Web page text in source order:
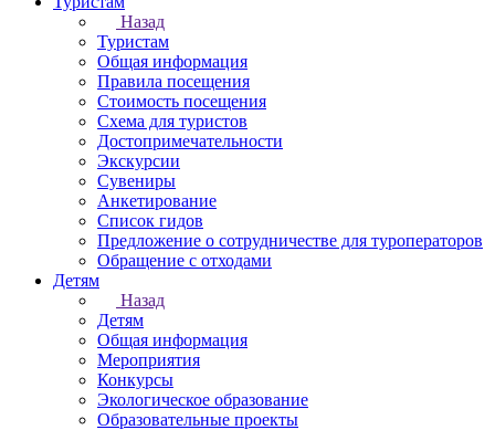
Назад
Туристам
Общая информация
Правила посещения
Стоимость посещения
Схема для туристов
Достопримечательности
Экскурсии
Сувениры
Анкетирование
Список гидов
Предложение о сотрудничестве для туроператоров
Обращение с отходами
Детям
Назад
Детям
Общая информация
Мероприятия
Конкурсы
Экологическое образование
Образовательные проекты